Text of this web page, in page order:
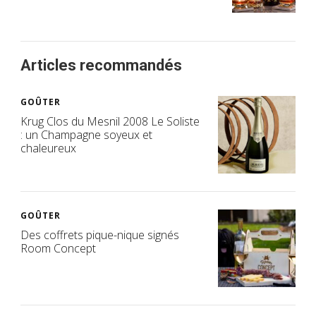
Articles recommandés
GOÛTER
Krug Clos du Mesnil 2008 Le Soliste
: un Champagne soyeux et
chaleureux
GOÛTER
Des coffrets pique-nique signés
Room Concept